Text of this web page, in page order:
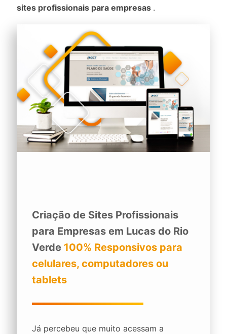
sites profissionais para empresas .
Criação de Sites Profissionais
para Empresas em Lucas do Rio
Verde 100% Responsivos para
celulares, computadores ou
tablets
Já percebeu que muito acessam a